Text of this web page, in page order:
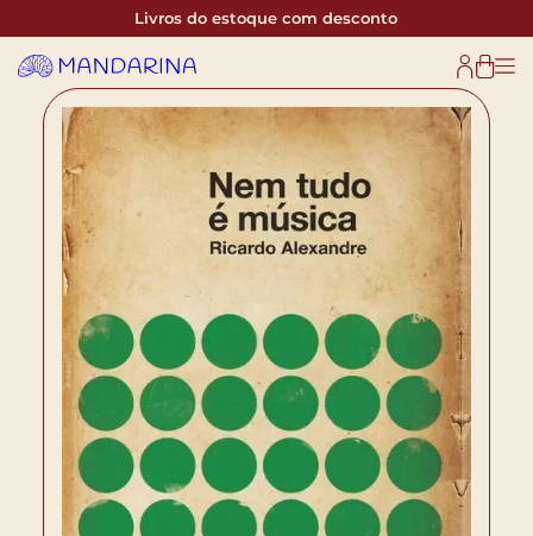
Livros do estoque com desconto